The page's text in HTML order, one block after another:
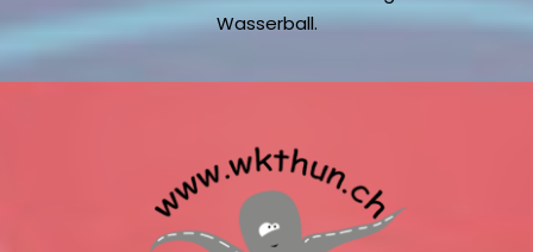
Wasserball.